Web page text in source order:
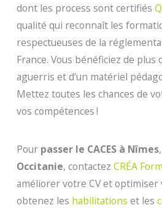
dont les process sont certifiés
qualité qui reconnaît les
respectueuses de la
France. Vous bénéficiez de plus
aguerris et d’un matériel
Mettez toutes les chances de
vos compétences !
Pour passer le CACES à Nîmes
Occitanie, contactez CRÉA
améliorer votre CV et
obtenez les habilitations et les